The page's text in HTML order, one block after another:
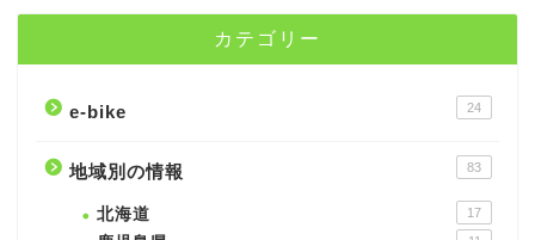
カテゴリー
e-bike 24
地域別の情報 83
北海道 17